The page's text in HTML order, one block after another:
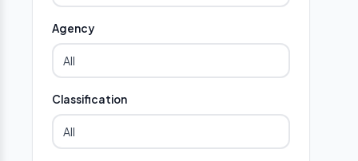
Agency
Classification